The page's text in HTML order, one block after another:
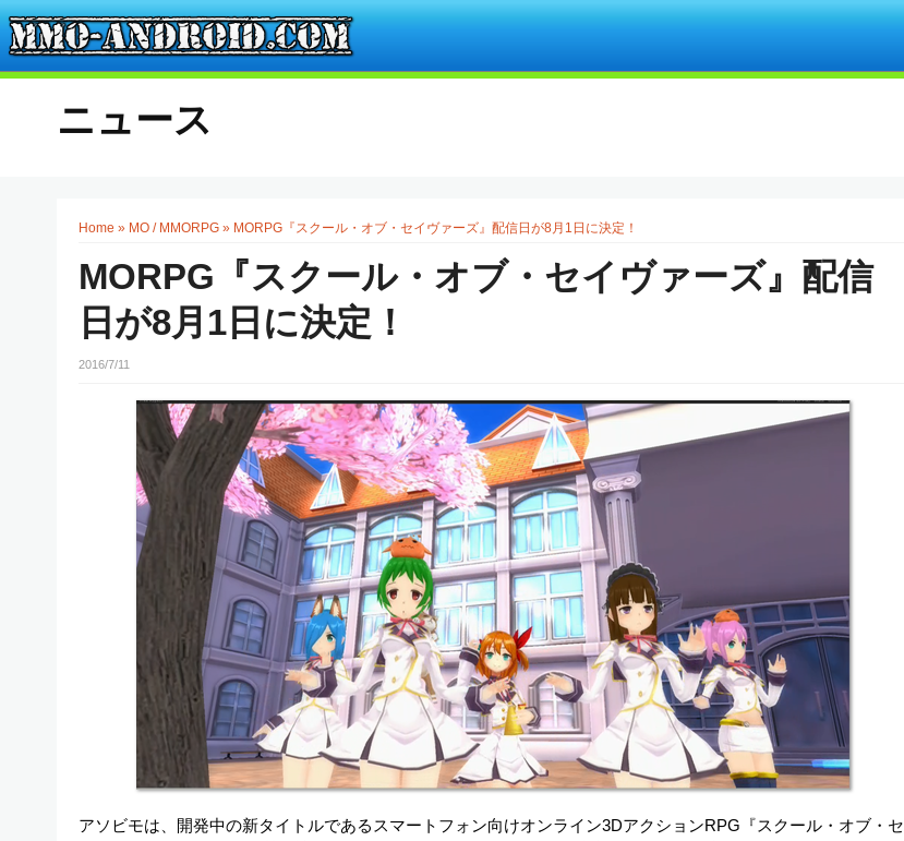
ニュース
Home » MO / MMORPG » MORPG『スクール・オブ・セイヴァーズ』配信日が8月1日に決定！
MORPG『スクール・オブ・セイヴァーズ』配信
日が8月1日に決定！
2016/7/11
アソビモは、開発中の新タイトルであるスマートフォン向けオンライン3DアクションRPG『スクール・オブ・セ